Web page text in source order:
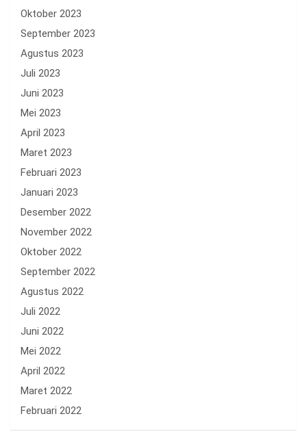
Oktober 2023
September 2023
Agustus 2023
Juli 2023
Juni 2023
Mei 2023
April 2023
Maret 2023
Februari 2023
Januari 2023
Desember 2022
November 2022
Oktober 2022
September 2022
Agustus 2022
Juli 2022
Juni 2022
Mei 2022
April 2022
Maret 2022
Februari 2022